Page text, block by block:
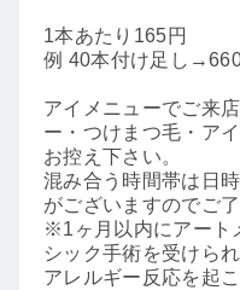
1本あたり165円
例 40本付け足し
アイメニューでご来
ー・つけまつ毛・ア
お控え下さい。
混み合う時間帯は日
がございますのでご了
※1ヶ月以内にアート
シック手術を受けられ
アレルギー反応を起